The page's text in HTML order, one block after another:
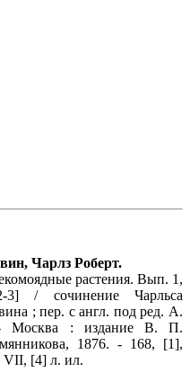
Чарлз Роберт.
растения. Вып. 1,
/ сочинение Чарльса
; пер. с англ. под ред. А.
Москва : издание В. П.
1876. - 168, [1],
VII, [4] л. ил.